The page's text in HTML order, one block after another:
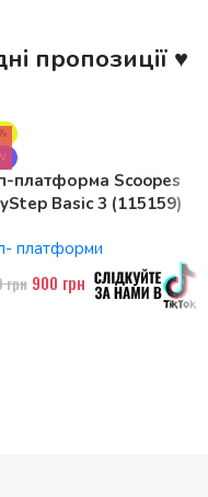
пропозиції ♥
платформа Scoopes
Basic 3 (115159)
платформи
грн 900 грн